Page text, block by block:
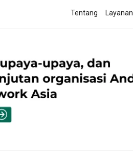
Tentang Layanan